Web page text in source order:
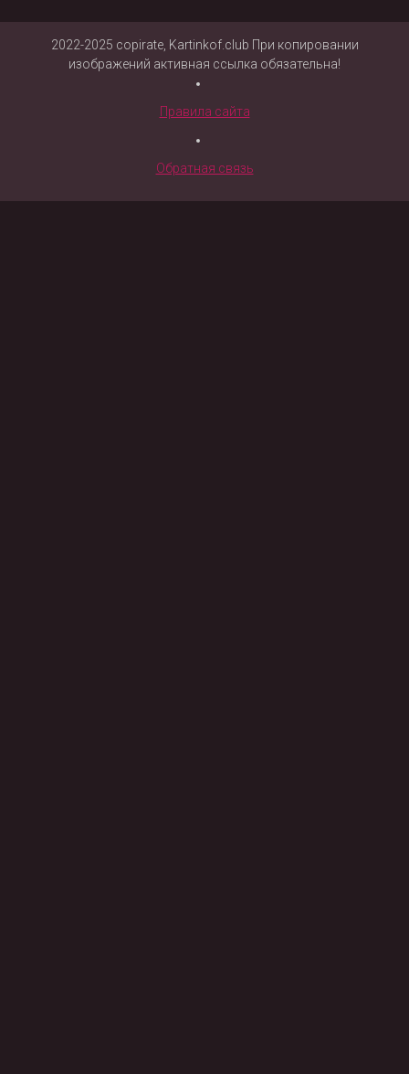
2022-2025 copirate, Kartinkof.club При копировании
изображений активная ссылка обязательна!
Правила сайта
Обратная связь